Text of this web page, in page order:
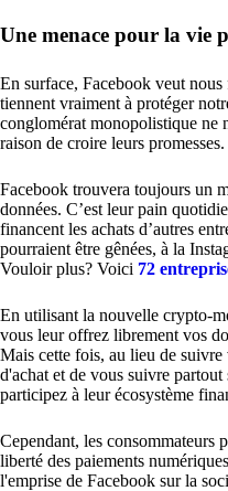
Une menace pour la vie
En surface, Facebook veut
tiennent vraiment à protéger
conglomérat monopolistique ne
raison de croire leurs promesses.
Facebook trouvera toujours un
données. C’est leur pain
financent les achats d’autres
pourraient être gênées, à la
Vouloir plus? Voici 72
En utilisant la nouvelle crypto-
vous leur offrez librement vos
Mais cette fois, au lieu de suivre
d'achat et de vous suivre
participez à leur écosystème
Cependant, les consommateurs
liberté des paiements
l'emprise de Facebook sur la